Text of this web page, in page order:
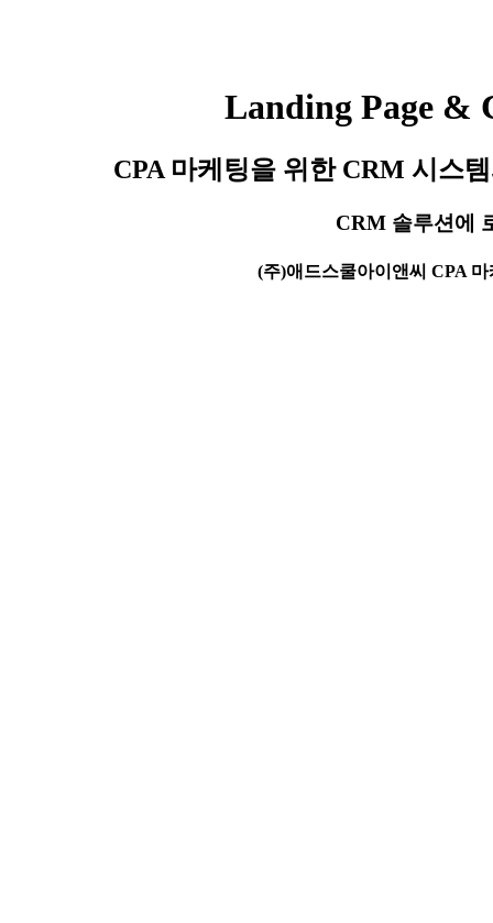
Landing Page &
CPA 마케팅을 위한 CRM 시스
CRM 솔루션에
(주)애드스쿨아이앤씨 CPA